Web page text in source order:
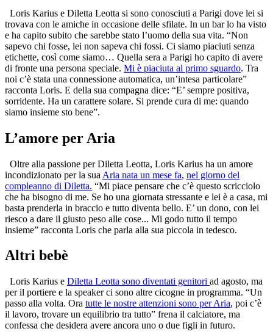
Loris Karius e Diletta Leotta si sono conosciuti a Parigi dove lei si
trovava con le amiche in occasione delle sfilate. In un bar lo ha visto
e ha capito subito che sarebbe stato l’uomo della sua vita. “Non
sapevo chi fosse, lei non sapeva chi fossi. Ci siamo piaciuti senza
etichette, così come siamo… Quella sera a Parigi ho capito di avere
di fronte una persona speciale. Mi è piaciuta al primo sguardo. Tra
noi c’è stata una connessione automatica, un’intesa particolare”
racconta Loris. E della sua compagna dice: “E’ sempre positiva,
sorridente. Ha un carattere solare. Si prende cura di me: quando
siamo insieme sto bene”.
L’amore per Aria
Oltre alla passione per Diletta Leotta, Loris Karius ha un amore
incondizionato per la sua Aria nata un mese fa, nel giorno del
compleanno di Diletta. “Mi piace pensare che c’è questo scricciolo
che ha bisogno di me. Se ho una giornata stressante e lei è a casa, mi
basta prenderla in braccio e tutto diventa bello. E’ un dono, con lei
riesco a dare il giusto peso alle cose... Mi godo tutto il tempo
insieme” racconta Loris che parla alla sua piccola in tedesco.
Altri bebè
Loris Karius e Diletta Leotta sono diventati genitori ad agosto, ma
per il portiere e la speaker ci sono altre cicogne in programma. “Un
passo alla volta. Ora tutte le nostre attenzioni sono per Aria, poi c’è
il lavoro, trovare un equilibrio tra tutto” frena il calciatore, ma
confessa che desidera avere ancora uno o due figli in futuro.